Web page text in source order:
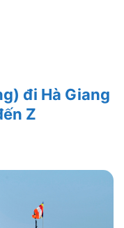
đi Hà Giang
Z